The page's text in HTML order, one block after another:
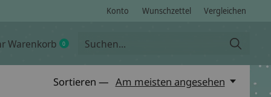
Konto Wunschzettel Vergleichen
Warenkorb 0items
Sortieren — Am meisten angesehen